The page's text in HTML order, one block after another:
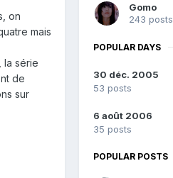
on
mais
la série
de
sur
Gomo
243 posts
POPULAR DAYS
30 déc. 2005
53 posts
6 août 2006
35 posts
POPULAR POSTS